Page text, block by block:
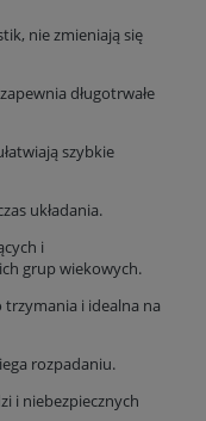
nie zmieniają się
długotrwałe
szybkie
układania.
i
grup wiekowych.
trzymania i idealna na
rozpadaniu.
i niebezpiecznych